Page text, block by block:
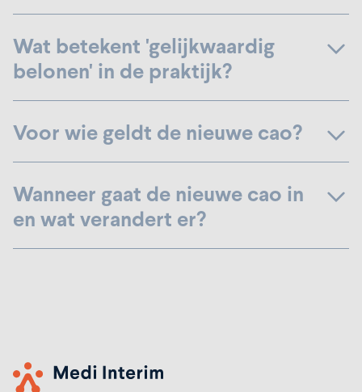
Wat betekent 'gelijkwaardig
belonen' in de praktijk?
Voor wie geldt de nieuwe cao?
Wanneer gaat de nieuwe cao in
en wat verandert er?